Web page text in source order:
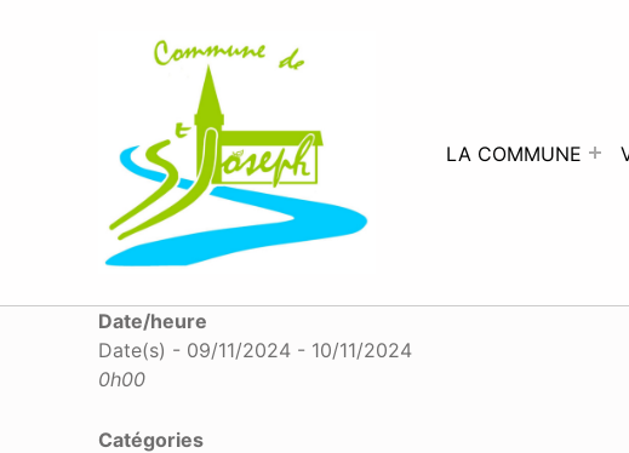
LA COMMUNE
Date/heure
Date(s) - 09/11/2024 - 10/11/2024
0h00
Catégories